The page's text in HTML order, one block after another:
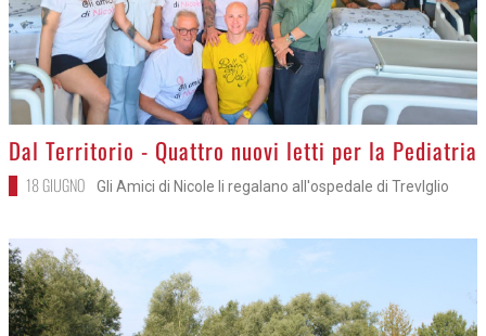
>
Dal Territorio - Quattro nuovi letti per la Pediatria
18 GIUGNO Gli Amici di Nicole li regalano all'ospedale di Trevlglio